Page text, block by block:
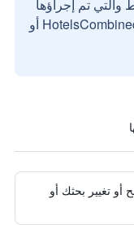
والتي تم إجراؤها
بواسطة مستخدمين حقيقيين مع HotelsCombined أو
أو تغيير بحثك أو